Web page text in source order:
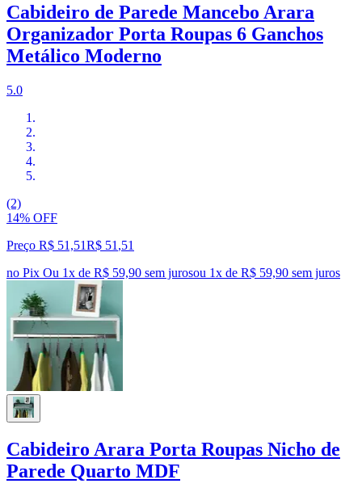
Cabideiro de Parede Mancebo Arara
Organizador Porta Roupas 6 Ganchos
Metálico Moderno
5.0
(2)
14% OFF
Preço R$ 51,51R$ 51 ,51
no Pix Ou 1x de R$ 59,90 sem jurosou 1x de R$ 59,90 sem juros
Cabideiro Arara Porta Roupas Nicho de
Parede Quarto MDF